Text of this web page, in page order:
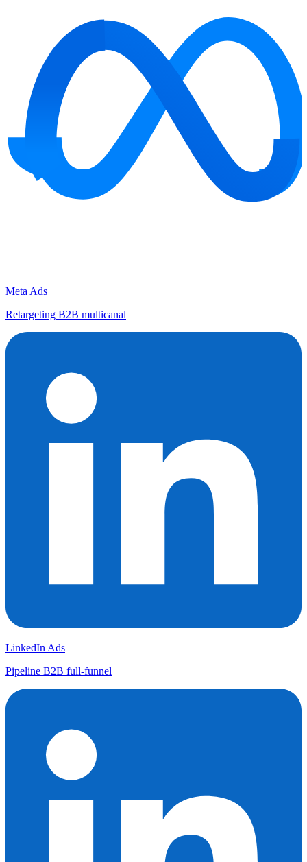
Meta Ads
Retargeting B2B multicanal
LinkedIn Ads
Pipeline B2B full-funnel